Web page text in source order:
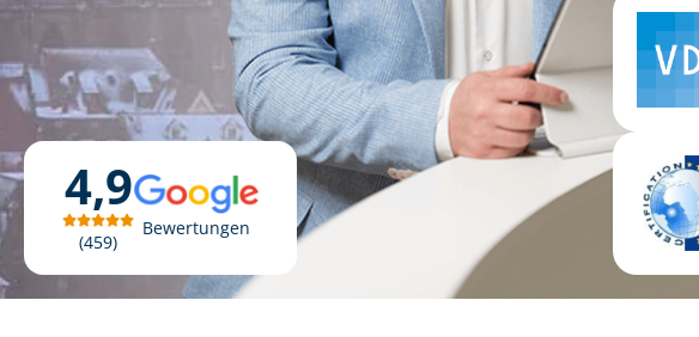
4,9
459
Bewertungen